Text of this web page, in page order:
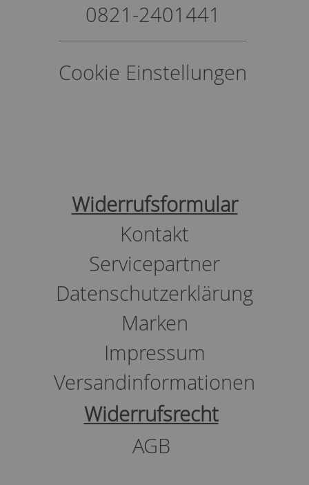
0821-2401441
Cookie Einstellungen
Widerrufsformular
Kontakt
Servicepartner
Datenschutzerklärung
Marken
Impressum
Versandinformationen
Widerrufsrecht
AGB